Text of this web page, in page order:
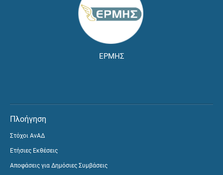
ΕΡΜΗΣ
Πλοήγηση
Στόχοι ΑνΑΔ
Ετήσιες Εκθέσεις
Αποφάσεις για Δημόσιες Συμβάσεις